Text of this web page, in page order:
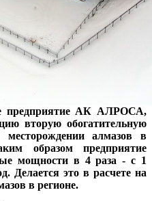
предприятие АК АЛРОСА,
вторую обогатительную
алмазов в
образом предприятие
мощности в 4 раза - с 1
Делается это в расчете на
в регионе.